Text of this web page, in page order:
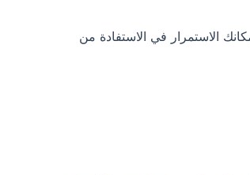
الاستمرار في الاستفادة من